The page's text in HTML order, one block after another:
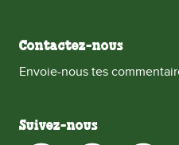
Contactez-nous
Envoie-nous tes
Suivez-nous